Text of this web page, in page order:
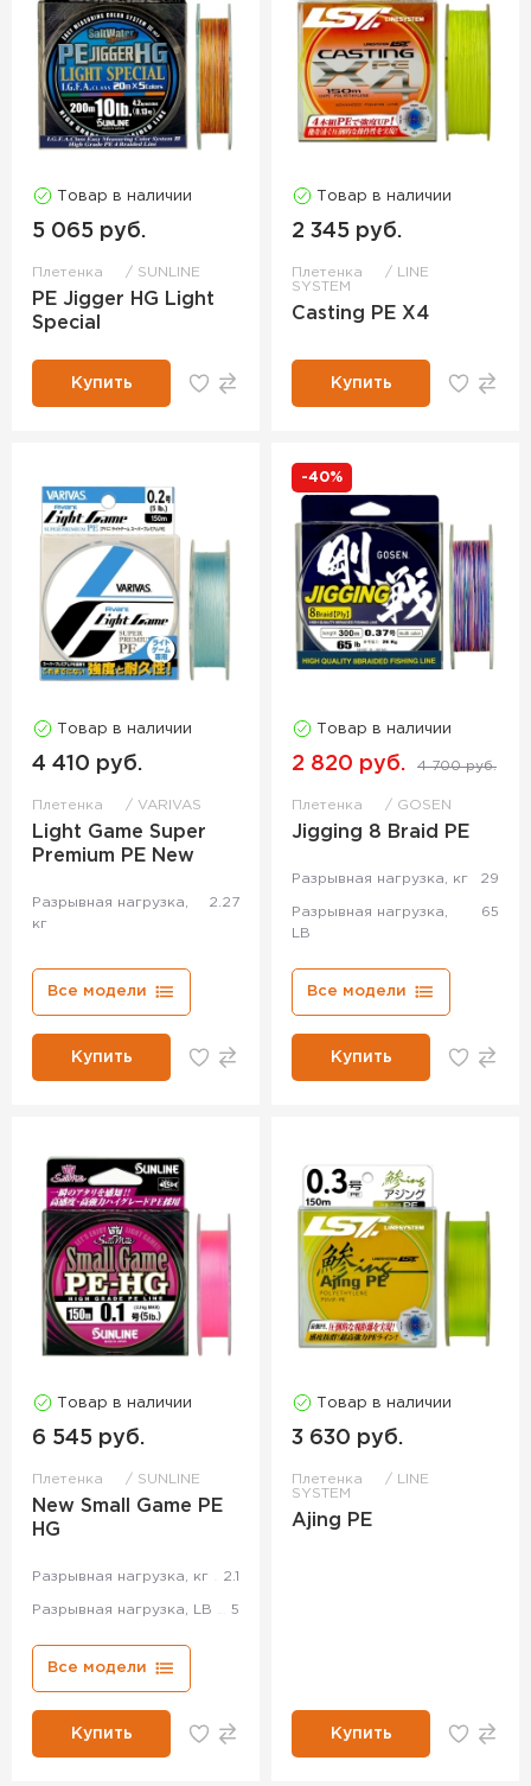
Товар в наличии
5 065 руб.
Плетенка SUNLINE
PE Jigger HG Light
Special
Купить
Товар в наличии
2 345 руб.
Плетенка
LINE
SYSTEM
Casting PE X4
Купить
Товар в наличии
4 410 руб.
Плетенка VARIVAS
Light Game Super
Premium PE New
Разрывная нагрузка,
кг
2.27
Все модели
Купить
-40%
Товар в наличии
2 820 руб. 4 700 руб.
Плетенка GOSEN
Jigging 8 Braid PE
Разрывная нагрузка, кг 29
Разрывная нагрузка,
LB
65
Все модели
Купить
Товар в наличии
6 545 руб.
Плетенка SUNLINE
New Small Game PE
HG
Разрывная нагрузка, кг 2.1
Разрывная нагрузка, LB 5
Все модели
Купить
Товар в наличии
3 630 руб.
Плетенка
LINE
SYSTEM
Ajing PE
Купить